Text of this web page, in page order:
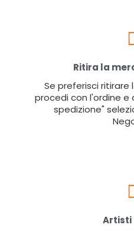
Ritira la
Se preferisci ritirare
procedi con l'ordine e
spedizione"
Artisti